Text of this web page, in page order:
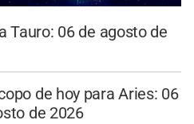
Tauro: 06 de agosto de
de hoy para Aries: 06
de 2026